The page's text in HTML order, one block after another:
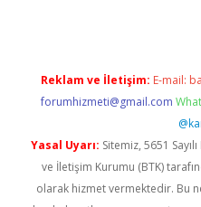
Reklam ve İletişim: E-mail:
forumhizmeti@gmail.com
Yasal Uyarı: Sitemiz, 5651
ve İletişim Kurumu (BTK)
olarak hizmet vermektedir. Bu